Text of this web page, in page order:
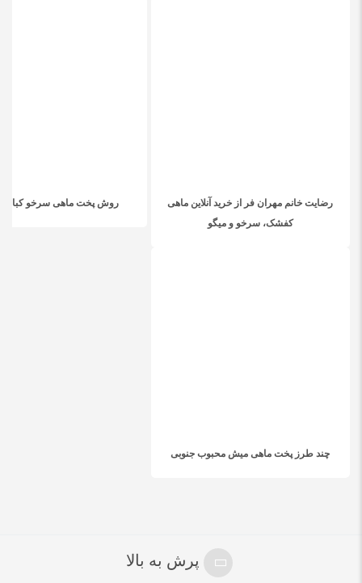
رضایت خانم مهران فر از خرید آنلاین ماهی
کفشک، سرخو و میگو
روش پخت ماهی سرخو
چند طرز پخت ماهی میش محبوب جنوبی
پرش به بالا